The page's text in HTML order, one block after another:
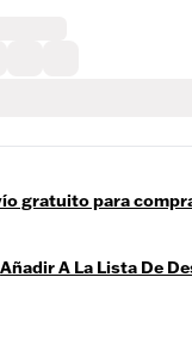
gratuito para
Añadir A La Lista De